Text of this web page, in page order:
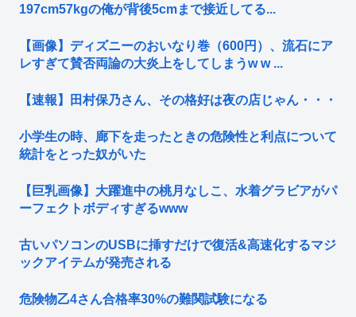
197cm57kgの俺が背後5cmまで接近してる...
【画像】ディズニーのおいなり巻（600円）、流石にア
レすぎて賛否両論の大炎上をしてしまうw w ...
【速報】田村保乃さん、その格好は夜の店じゃん・・・
小学生の時、廊下を走ったときの危険性と利点について
統計をとった奴がいた
【巨乳画像】大躍進中の桃月なしこ、水着グラビアがパ
ーフェクトボディすぎるwww
古いパソコンのUSBに挿すだけで復活&高速化するマジ
ックアイテムが発売される
危険物乙4さん合格率30%の難関試験になる